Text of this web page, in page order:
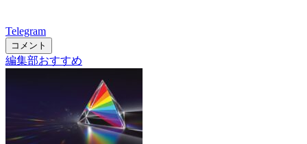
Telegram
コメント
編集部おすすめ